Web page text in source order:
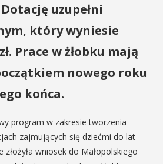
uzupełni
który wyniesie
Prace w żłobku mają
nowego roku
końca.
program w zakresie tworzenia
zajmujących się dziećmi do lat
złożyła wniosek do Małopolskiego